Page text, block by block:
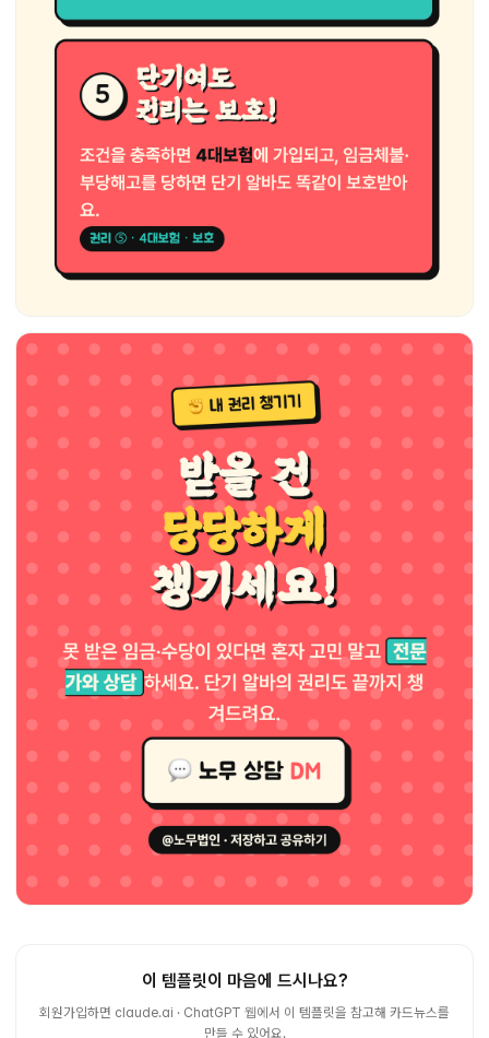
이 템플릿이 마음에 드시나요?
회원가입하면 claude.ai · ChatGPT 웹에서 이 템플릿을 참고해 카드뉴스를
만들 수 있어요.